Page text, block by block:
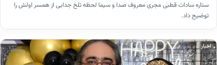
ستاره سادات قطبی مجری معروف صدا و سیما لحظه تلخ جدایی از همسر اولش را
توضیح داد.
اخبار